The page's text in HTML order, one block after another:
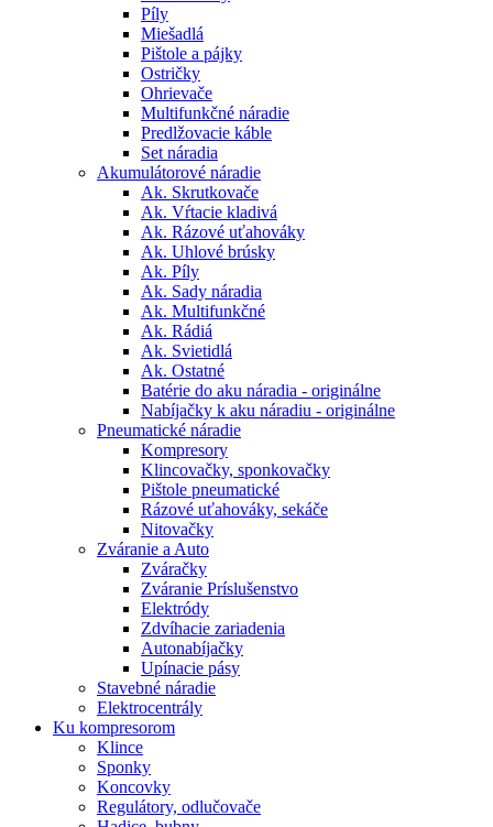
Píly
Miešadlá
Pištole a pájky
Ostričky
Ohrievače
Multifunkčné náradie
Predlžovacie káble
Set náradia
Akumulátorové náradie
Ak. Skrutkovače
Ak. Vŕtacie kladivá
Ak. Rázové uťahováky
Ak. Uhlové brúsky
Ak. Píly
Ak. Sady náradia
Ak. Multifunkčné
Ak. Rádiá
Ak. Svietidlá
Ak. Ostatné
Batérie do aku náradia - originálne
Nabíjačky k aku náradiu - originálne
Pneumatické náradie
Kompresory
Klincovačky, sponkovačky
Pištole pneumatické
Rázové uťahováky, sekáče
Nitovačky
Zváranie a Auto
Zváračky
Zváranie Príslušenstvo
Elektródy
Zdvíhacie zariadenia
Autonabíjačky
Upínacie pásy
Stavebné náradie
Elektrocentrály
Ku kompresorom
Klince
Sponky
Koncovky
Regulátory, odlučovače